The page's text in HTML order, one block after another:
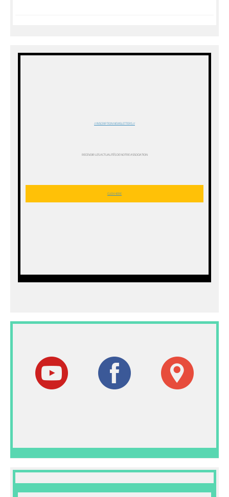
// INSCRIPTION NEWSLETTERS //
RECEVOIR LES ACTUALITÉS DE NOTRE ASSOCIATION
CLICK HERE